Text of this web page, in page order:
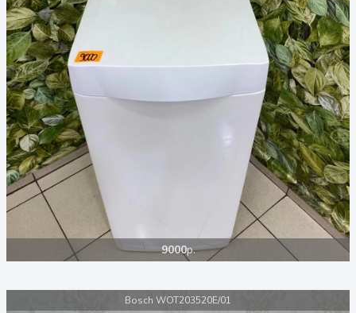
9000р.
Bosch WOT203520E/01